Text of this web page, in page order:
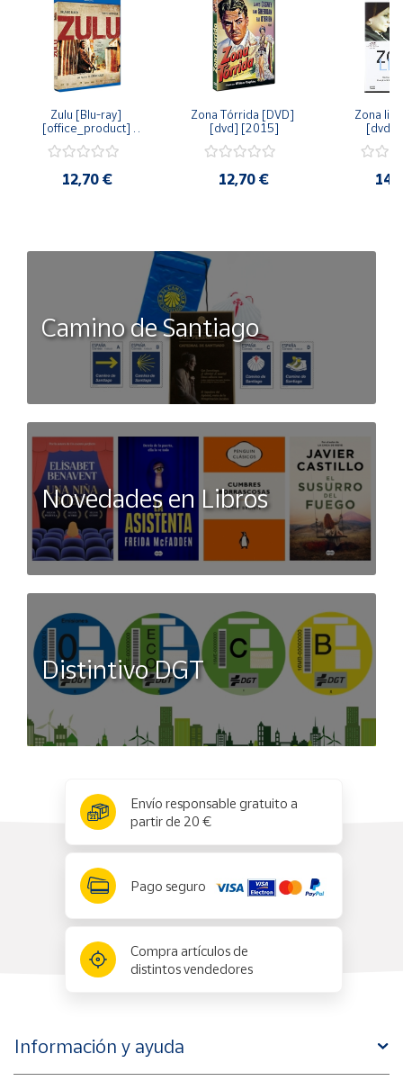
Zulu [Blu-ray]
[office_product]
12,70 €
Zona Tórrida [DVD]
[dvd] [2015]
12,70 €
Zona
[dvd]
Camino de Santiago
Novedades en Libros
Distintivo DGT
Envío responsable gratuito a
partir de 20 €
Pago seguro
Compra artículos de
distintos vendedores
Información y ayuda